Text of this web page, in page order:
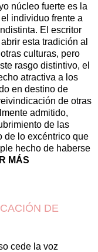
núcleo fuerte es la
individuo frente a
El escritor
esta tradición al
culturas, pero
rasgo distintivo, el
atractiva a los
en destino de
de otras
admitido,
de las
de lo excéntrico que
hecho de haberse
MÁS
DE
cede la voz